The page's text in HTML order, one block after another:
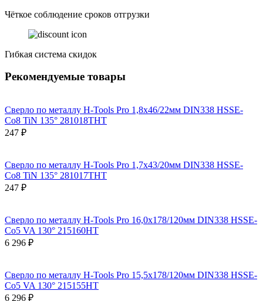
Чёткое соблюдение сроков отгрузки
Гибкая система скидок
Рекомендуемые товары
Сверло по металлу H-Tools Pro 1,8x46/22мм DIN338 HSSE-
Co8 TiN 135° 281018THT
247 ₽
Сверло по металлу H-Tools Pro 1,7x43/20мм DIN338 HSSE-
Co8 TiN 135° 281017THT
247 ₽
Сверло по металлу H-Tools Pro 16,0x178/120мм DIN338 HSSE-
Co5 VA 130° 215160HT
6 296 ₽
Сверло по металлу H-Tools Pro 15,5x178/120мм DIN338 HSSE-
Co5 VA 130° 215155HT
6 296 ₽